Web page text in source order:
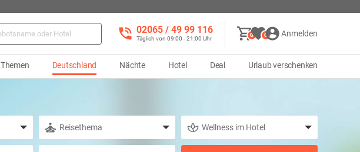
02065 / 49 ‌99 116
Täglich von 09:00 - 21:00 Uhr
0 0 Anmelden
Themen Deutschland Nächte Hotel Deal Urlaub verschenken